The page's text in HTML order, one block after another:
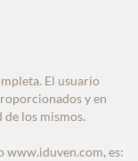
El usuario
y en
de los mismos.
www.iduven.com, es: